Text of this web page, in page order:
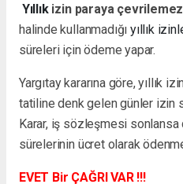
Yıllıkizin paraya
halinde kullanmadığı yıllık
süreleri için ödeme yapar.
Yargıtay kararına göre, yıllık
tatiline denk gelen günler izin
Karar, iş sözleşmesi
sürelerinin ücret olarak
EVET Bir ÇAĞRI VAR !!!